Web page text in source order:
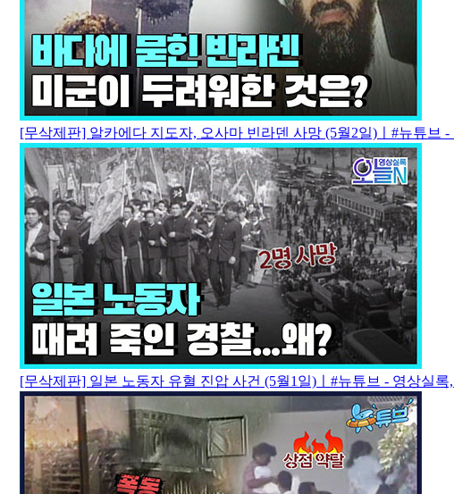
[무삭제판] 알카에다 지도자, 오사마 빈라덴 사망 (5월2일)ㅣ#뉴튜브
[무삭제판] 일본 노동자 유혈 진압 사건 (5월1일)ㅣ#뉴튜브 - 영상실록